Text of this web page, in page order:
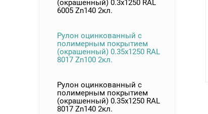
(окрашенный) 0.3x1250 RAL
6005 Zn140 2кл.
Рулон оцинкованный с
полимерным покрытием
(окрашенный) 0.35x1250 RAL
8017 Zn100 2кл.
Рулон оцинкованный с
полимерным покрытием
(окрашенный) 0.35x1250 RAL
8017 Zn140 2кл.